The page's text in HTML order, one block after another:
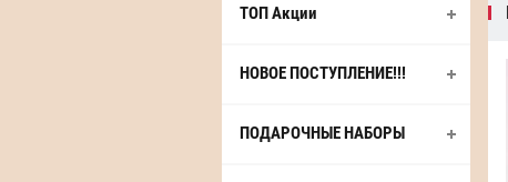
ТОП Акции
НОВОЕ ПОСТУПЛЕНИЕ!!!
ПОДАРОЧНЫЕ НАБОРЫ